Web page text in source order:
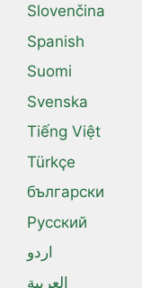
Slovenčina
Spanish
Suomi
Svenska
Tiếng Việt
Türkçe
български
Русский
اردو
العربية